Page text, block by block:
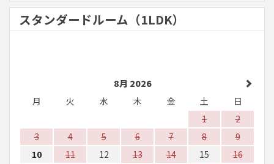
スタンダードルーム（1LDK）
8月 2026
月
火 水 木 金 土
日
1
2
3
4 5 6 7 8
9
10
11 12 13 14 15
16